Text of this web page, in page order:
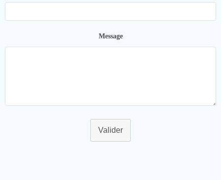
Message
Valider